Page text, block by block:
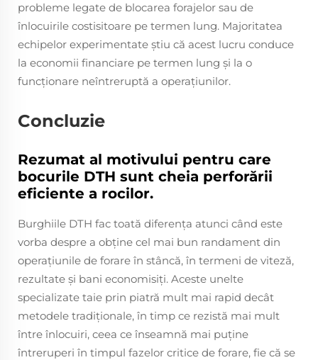
probleme legate de blocarea forajelor sau de
înlocuirile costisitoare pe termen lung. Majoritatea
echipelor experimentate știu că acest lucru conduce
la economii financiare pe termen lung și la o
funcționare neîntreruptă a operațiunilor.
Concluzie
Rezumat al motivului pentru care
bocurile DTH sunt cheia perforării
eficiente a rocilor.
Burghiile DTH fac toată diferența atunci când este
vorba despre a obține cel mai bun randament din
operațiunile de forare în stâncă, în termeni de viteză,
rezultate și bani economisiți. Aceste unelte
specializate taie prin piatră mult mai rapid decât
metodele tradiționale, în timp ce rezistă mai mult
între înlocuiri, ceea ce înseamnă mai puține
întreruperi în timpul fazelor critice de forare, fie că se